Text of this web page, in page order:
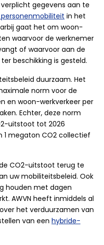
verplicht gegevens aan te
in het
gaat het om woon-
waarvoor de werknemer
of waarvoor aan de
beschikking is gesteld.
duurzaam. Het
norm voor de
en woon-werkverkeer per
Echter, deze norm
uitstoot tot 2026
1 megaton CO2 collectief
CO2-uitstoot terug te
uw mobiliteitsbeleid. Ook
houden met dagen
AWVN heeft inmiddels al
het verduurzamen van
van een hybride-